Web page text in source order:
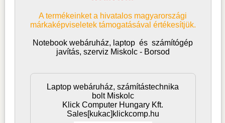
A termékeinket a hivatalos magyarországi
márkaképviseletek támogatásával értékesítjük.
Notebook webáruház, laptop ésszámítógép
javítás, szerviz Miskolc - Borsod
Laptop webáruház, számítástechnika
bolt Miskolc
Klick Computer Hungary Kft.
Sales[kukac]klickcomp.hu